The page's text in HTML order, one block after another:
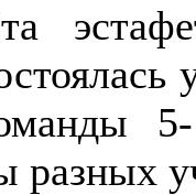
разных